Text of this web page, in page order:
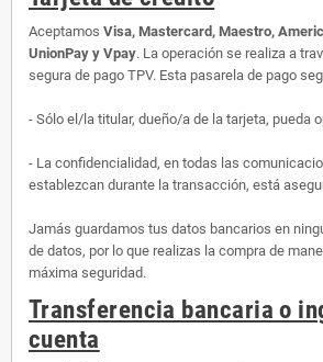
Aceptamos Visa, Mastercard, Maestro,
UnionPay y Vpay. La operación se realiza a
segura de pago TPV. Esta pasarela de pago
- Sólo el/la titular, dueño/a de la tarjeta, pueda
- La confidencialidad, en todas las
establezcan durante la transacción, está
Jamás guardamos tus datos bancarios en
de datos, por lo que realizas la compra de
máxima seguridad.
Transferencia bancaria o
cuenta